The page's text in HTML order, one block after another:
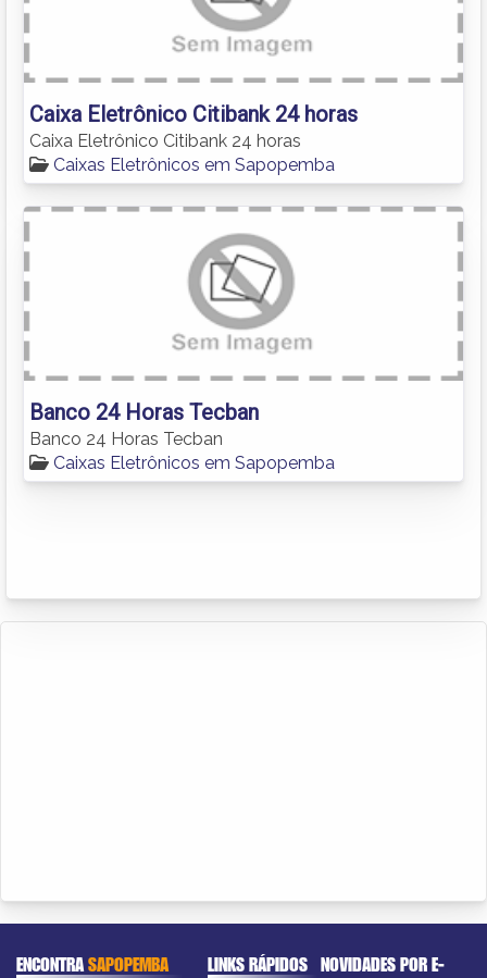
Caixa Eletrônico Citibank 24 horas
Caixa Eletrônico Citibank 24 horas
Caixas Eletrônicos em Sapopemba
Banco 24 Horas Tecban
Banco 24 Horas Tecban
Caixas Eletrônicos em Sapopemba
ENCONTRASAPOPEMBA LINKS RÁPIDOS NOVIDADES POR E-